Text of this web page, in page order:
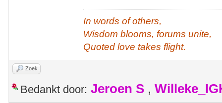
In words of others,
Wisdom blooms, forums unite,
Quoted love takes flight.
Zoek
Bedankt door: Jeroen S ,